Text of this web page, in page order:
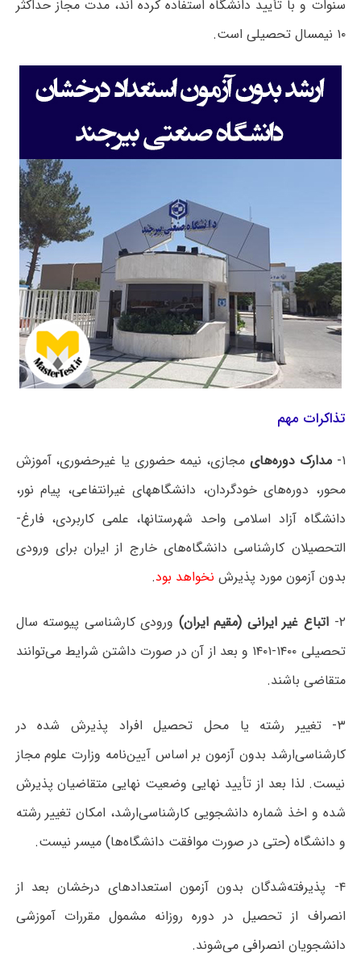
سنوات و با تأیید دانشگاه استفاده کرده اند، مدت مجاز حداکثر
۱۰ نیمسال تحصیلی است.
تذاکرات مهم
۱- مدارک دوره‌های مجازی، نیمه حضوری یا غیرحضوری، آموزش
محور، دوره‌های خودگردان، دانشگاههای غیرانتفاعی، پیام نور،
دانشگاه آزاد اسلامی واحد شهرستانها، علمی کاربردی، فارغ-
التحصیلان کارشناسی دانشگاه‌های خارج از ایران برای ورودی
بدون آزمون مورد پذیرش نخواهد بود.
۲- اتباع غیر ایرانی (مقیم ایران) ورودی کارشناسی پیوسته سال
تحصیلی ۱۴۰۰-۱۴۰۱ و بعد از آن در صورت داشتن شرایط می‌توانند
متقاضی باشند.
۳- تغییر رشته یا محل تحصیل افراد پذیرش شده در
کارشناسی‌ارشد بدون آزمون بر اساس آیین‌نامه وزارت علوم مجاز
نیست. لذا بعد از تأیید نهایی وضعیت نهایی متقاضیان پذیرش
شده و اخذ شماره دانشجویی کارشناسی‌ارشد، امکان تغییر رشته
و دانشگاه (حتی در صورت موافقت دانشگاه‌ها) میسر نیست.
۴- پذیرفته‌شدگان بدون آزمون استعدادهای درخشان بعد از
انصراف از تحصیل در دوره روزانه مشمول مقررات آموزشی
دانشجویان انصرافی می‌شوند.